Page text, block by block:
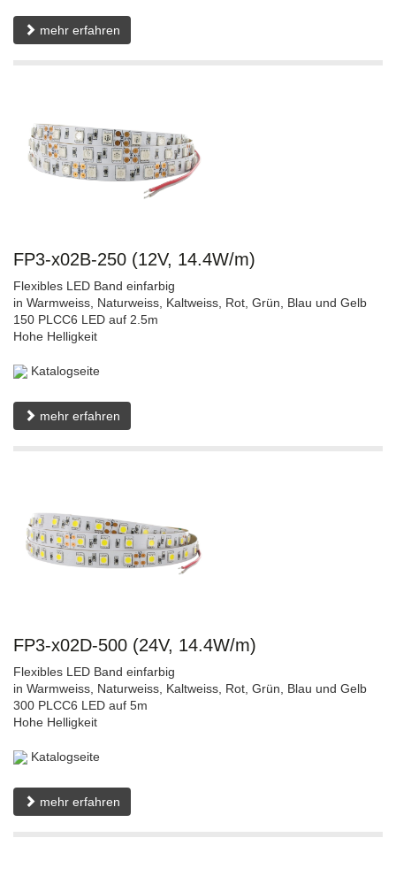
mehr erfahren
FP3-x02B-250 (12V, 14.4W/m)
Flexibles LED Band einfarbig
in Warmweiss, Naturweiss, Kaltweiss, Rot, Grün, Blau und Gelb
150 PLCC6 LED auf 2.5m
Hohe Helligkeit
Katalogseite
mehr erfahren
FP3-x02D-500 (24V, 14.4W/m)
Flexibles LED Band einfarbig
in Warmweiss, Naturweiss, Kaltweiss, Rot, Grün, Blau und Gelb
300 PLCC6 LED auf 5m
Hohe Helligkeit
Katalogseite
mehr erfahren